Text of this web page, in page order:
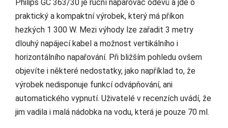
Philips GC 363/30 je ruční napařovač oděvů a jde o
praktický a kompaktní výrobek, který má příkon
hezkých 1 300 W. Mezi výhody lze zařadit 3 metry
dlouhý napájecí kabel a možnost vertikálního i
horizontálního napařování. Při bližším pohledu ovšem
objevíte i některé nedostatky, jako například to, že
výrobek nedisponuje funkcí odvápňování, ani
automatického vypnutí. Uživatelé v recenzích uvádí, že
jim vadila i malá nádobka na vodu, která je pouze 70 ml.